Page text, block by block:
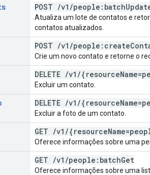
POST /v1 /people:batch
Atualiza um lote de contatos e
contatos atualizados.
POST /v1 /people:create
Crie um novo contato e retorne o
DELETE /v1 /{resource
Excluir um contato.
DELETE /v1 /{resource
Excluir a foto de um contato.
GET /v1 /{resource
Oferece informações sobre uma
GET /v1 /people:batchGet
Oferece informações sobre uma